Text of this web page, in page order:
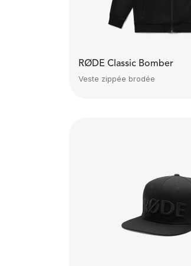
RØDE Classic Bomber
Veste zippée brodée